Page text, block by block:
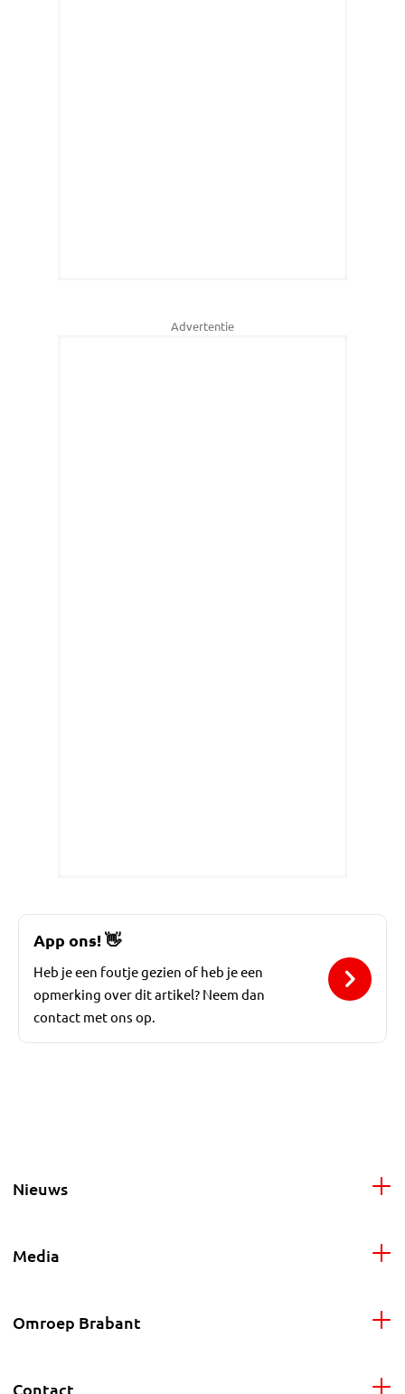
Advertentie
App ons!👋
Heb je een foutje gezien of heb je een
opmerking over dit artikel? Neem dan
contact met ons op.
Nieuws
Media
Omroep Brabant
Contact